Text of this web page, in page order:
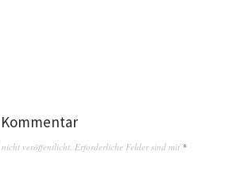
veröffentlicht. Erforderliche Felder sind mit *